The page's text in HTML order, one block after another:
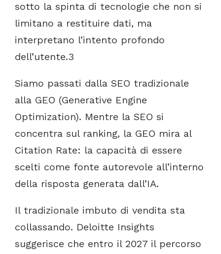
sotto la spinta di tecnologie che non si
limitano a restituire dati, ma
interpretano l’intento profondo
dell’utente.3
Siamo passati dalla SEO tradizionale
alla GEO (Generative Engine
Optimization). Mentre la SEO si
concentra sul ranking, la GEO mira al
Citation Rate: la capacità di essere
scelti come fonte autorevole all’interno
della risposta generata dall’IA.
Il tradizionale imbuto di vendita sta
collassando. Deloitte Insights
suggerisce che entro il 2027 il percorso